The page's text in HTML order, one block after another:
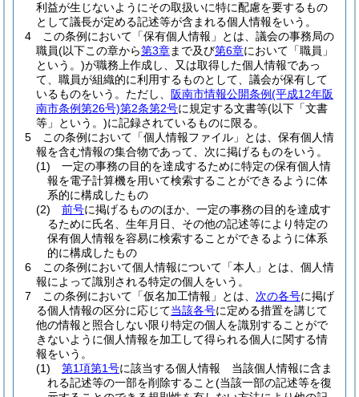
利益が生じないようにその取扱いに特に配慮を要するもの
として議長が定める記述等が含まれる個人情報をいう。
4
この条例において「保有個人情報」とは、議会の事務局の
職員(以下この章から第3章まで及び第6章において「職員」
という。)が職務上作成し、又は取得した個人情報であっ
て、職員が組織的に利用するものとして、議会が保有して
いるものをいう。 ただし、 阪南市情報公開条例(平成12年阪
南市条例第26号)第2条第2号に規定する文書等(以下「文書
等」という。)に記録されているものに限る。
5
この条例において「個人情報ファイル」とは、保有個人情
報を含む情報の集合物であって、次に掲げるものをいう。
(1)
一定の事務の目的を達成するために特定の保有個人情
報を電子計算機を用いて検索することができるように体
系的に構成したもの
(2)
前号に掲げるもののほか、一定の事務の目的を達成す
るために氏名、生年月日、その他の記述等により特定の
保有個人情報を容易に検索することができるように体系
的に構成したもの
6
この条例において個人情報について「本人」とは、個人情
報によって識別される特定の個人をいう。
7
この条例において「仮名加工情報」とは、 次の各号に掲げ
る個人情報の区分に応じて当該各号に定める措置を講じて
他の情報と照合しない限り特定の個人を識別することがで
きないように個人情報を加工して得られる個人に関する情
報をいう。
(1)
第1項第1号に該当する個人情報 当該個人情報に含ま
れる記述等の一部を削除すること(当該一部の記述等を復